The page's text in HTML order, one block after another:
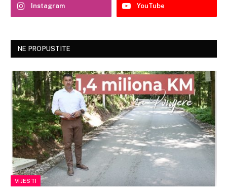
Instagram YouTube
NE PROPUSTITE
VIJESTI